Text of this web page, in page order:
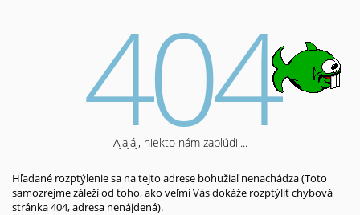
404
Ajajáj, niekto nám zablúdil...
Hľadané rozptýlenie sa na tejto adrese bohužiaľ nenachádza (Toto
samozrejme záleží od toho, ako veľmi Vás dokáže rozptýliť chybová
stránka 404, adresa nenájdená).